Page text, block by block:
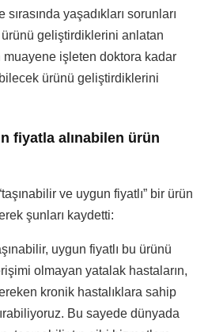
yaşadıkları sorunları
geliştirdiklerini anlatan
işleten doktora kadar
ürünü geliştirdiklerini
fiyatla alınabilen ürün
ve uygun fiyatlı” bir ürün
şunları kaydetti:
uygun fiyatlı bu ürünü
olmayan yatalak hastaların,
kronik hastalıklara sahip
Bu sayede dünyada